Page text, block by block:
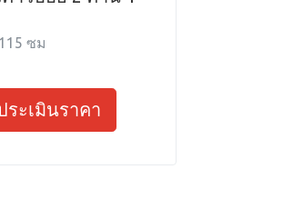
ซม
ะเมินราคา